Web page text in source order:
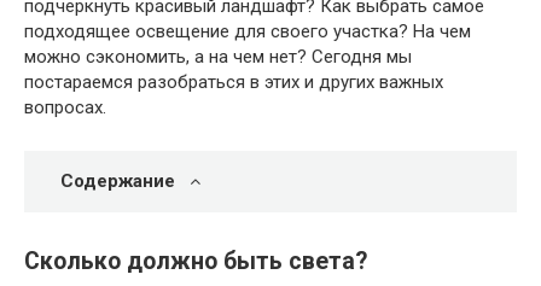
подчеркнуть красивый ландшафт? Как выбрать самое
подходящее освещение для своего участка? На чем
можно сэкономить, а на чем нет? Сегодня мы
постараемся разобраться в этих и других важных
вопросах.
Содержание
Сколько должно быть света?